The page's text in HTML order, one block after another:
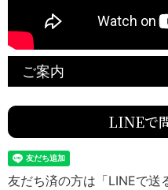
ご案内
LINEで
友だち済の方は「LINEで送